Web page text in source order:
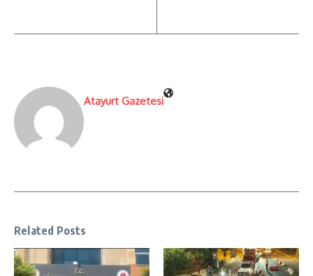
Atayurt Gazetesi
Related Posts